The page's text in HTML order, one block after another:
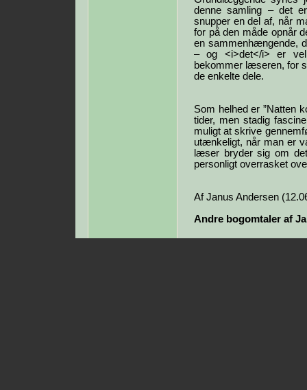
denne samling – det
snupper en del af, når
for på den måde opnår
en sammenhængende,
– og <i>det</i> er
bekommer læseren, for
de enkelte dele.
Som helhed er ”Natten
tider, men stadig
muligt at skrive
utænkeligt, når man er
læser bryder sig om
personligt overrasket
Af Janus Andersen
Andre bogomtaler af